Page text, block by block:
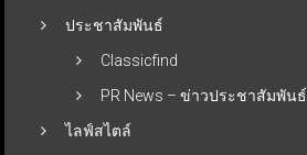
ประชาสัมพันธ์
Classicfind
PR News – ข่าวประชาสัมพันธ์
ไลฟ์สไตล์